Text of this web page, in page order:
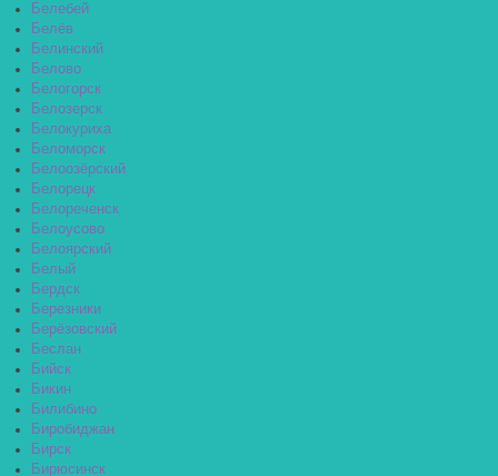
Белебей
Белёв
Белинский
Белово
Белогорск
Белозерск
Белокуриха
Беломорск
Белоозёрский
Белорецк
Белореченск
Белоусово
Белоярский
Белый
Бердск
Березники
Берёзовский
Беслан
Бийск
Бикин
Билибино
Биробиджан
Бирск
Бирюсинск